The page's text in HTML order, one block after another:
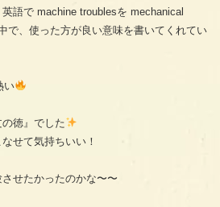
語で machine troublesを mechanical
で、使った方が良い意味を書いてくれてい
い
徳』でした
せて気持ちいい！
せたかったのかな〜〜